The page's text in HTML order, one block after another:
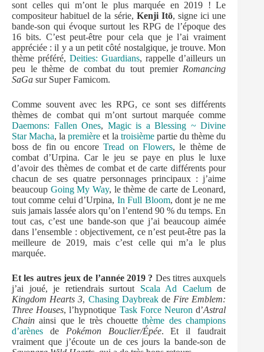
sont celles qui m’ont le plus marquée en 2019 ! Le
compositeur habituel de la série, Kenji Itō, signe ici une
bande-son qui évoque surtout les RPG de l’époque des
16 bits. C’est peut-être pour cela que je l’ai vraiment
appréciée : il y a un petit côté nostalgique, je trouve. Mon
thème préféré,Deities: Guardians, rappelle d’ailleurs un
peu le thème de combat du tout premier Romancing
SaGa sur Super Famicom.
Comme souvent avec les RPG, ce sont ses différents
thèmes de combat qui m’ont surtout marquée comme
Daemons: Fallen Ones, Magic is a Blessing ~ Divine
Star Macha, lapremière et la troisièmepartie du thème du
boss de fin ou encoreTread on Flowers, le thème de
combat d’Urpina. Car le jeu se paye en plus le luxe
d’avoir des thèmes de combat et de carte différents pour
chacun de ses quatre personnages principaux : j’aime
beaucoup Going My Way, le thème de carte de Leonard,
tout comme celui d’Urpina, In Full Bloom, dont je ne me
suis jamais lassée alors qu’on l’entend 90 % du temps. En
tout cas, c’est une bande-son que j’ai beaucoup aimée
dans l’ensemble : objectivement, ce n’est peut-être pas la
meilleure de 2019, mais c’est celle qui m’a le plus
marquée.
Et les autres jeux de l’année 2019 ? Des titres auxquels
j’ai joué, je retiendrais surtout Scala Ad Caelumde
Kingdom Hearts 3, Chasing Daybreakde Fire Emblem:
Three Houses, l’hypnotique Task Force Neuron d’Astral
Chain ainsi que le très chouettethème des champions
d’arènes de Pokémon Bouclier/Épée. Et il faudrait
vraiment que j’écoute un de ces jours la bande-son de